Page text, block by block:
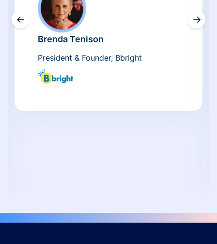
←
Brenda Tenison
President & Founder, Bbright
→